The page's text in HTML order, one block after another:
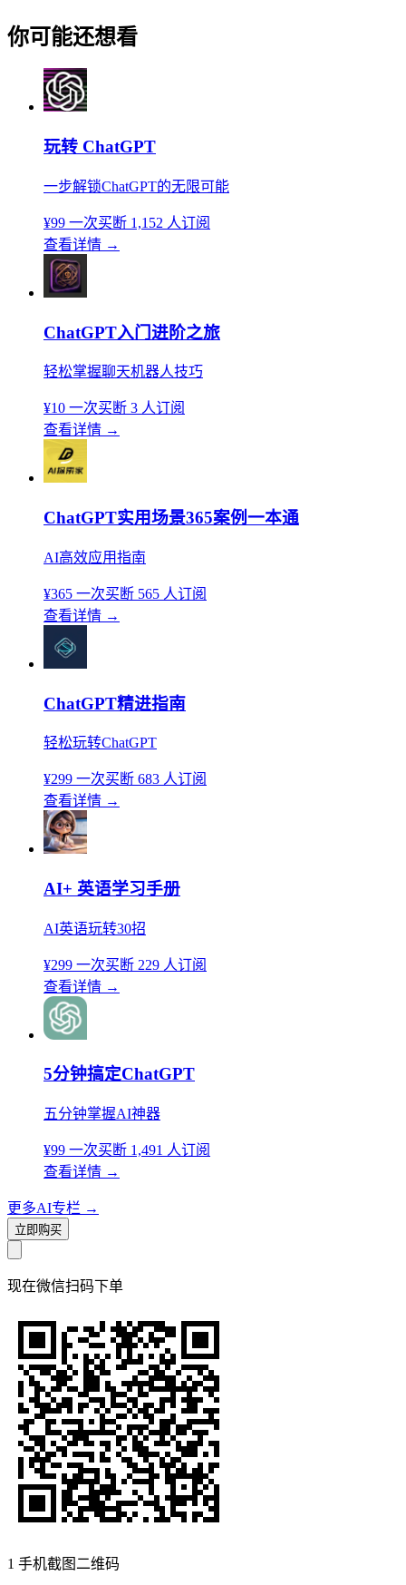
你可能还想看
玩转 ChatGPT
一步解锁ChatGPT的无限可能
¥99 一次买断 1,152 人订阅
查看详情 →
ChatGPT入门进阶之旅
轻松掌握聊天机器人技巧
¥10 一次买断 3 人订阅
查看详情 →
ChatGPT实用场景365案例一本通
AI高效应用指南
¥365 一次买断 565 人订阅
查看详情 →
ChatGPT精进指南
轻松玩转ChatGPT
¥299 一次买断 683 人订阅
查看详情 →
AI+ 英语学习手册
AI英语玩转30招
¥299 一次买断 229 人订阅
查看详情 →
5分钟搞定ChatGPT
五分钟掌握AI神器
¥99 一次买断 1,491 人订阅
查看详情 →
更多AI专栏 →
立即购买
现在微信扫码下单
1 手机截图二维码